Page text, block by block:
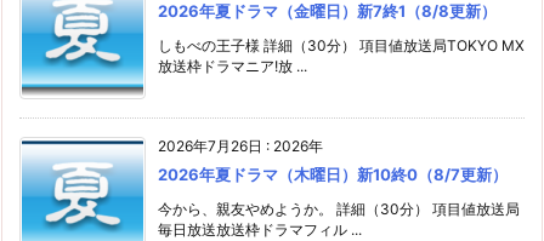
2026年夏ドラマ（金曜日）新7終1（8/8更新）
しもべの王子様 詳細（30分） 項目値放送局TOKYO MX
放送枠ドラマニア!放 ...
2026年7月26日 : 2026年
2026年夏ドラマ（木曜日）新10終0（8/7更新）
今から、親友やめようか。 詳細（30分） 項目値放送局
毎日放送放送枠ドラマフィル ...